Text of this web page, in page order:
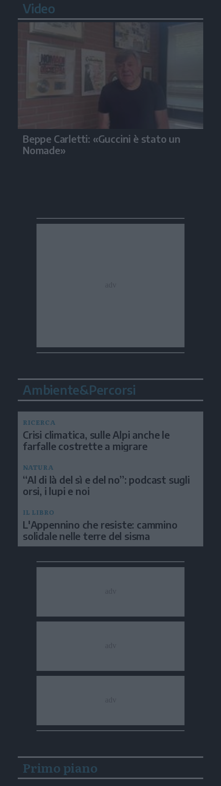
Video
Beppe Carletti: «Guccini è stato un
Nomade»
Ambiente&Percorsi
RICERCA
Crisi climatica, sulle Alpi anche le
farfalle costrette a migrare
NATURA
“Al di là del sì e del no”: podcast sugli
orsi, i lupi e noi
IL LIBRO
L'Appennino che resiste: cammino
solidale nelle terre del sisma
Primo piano